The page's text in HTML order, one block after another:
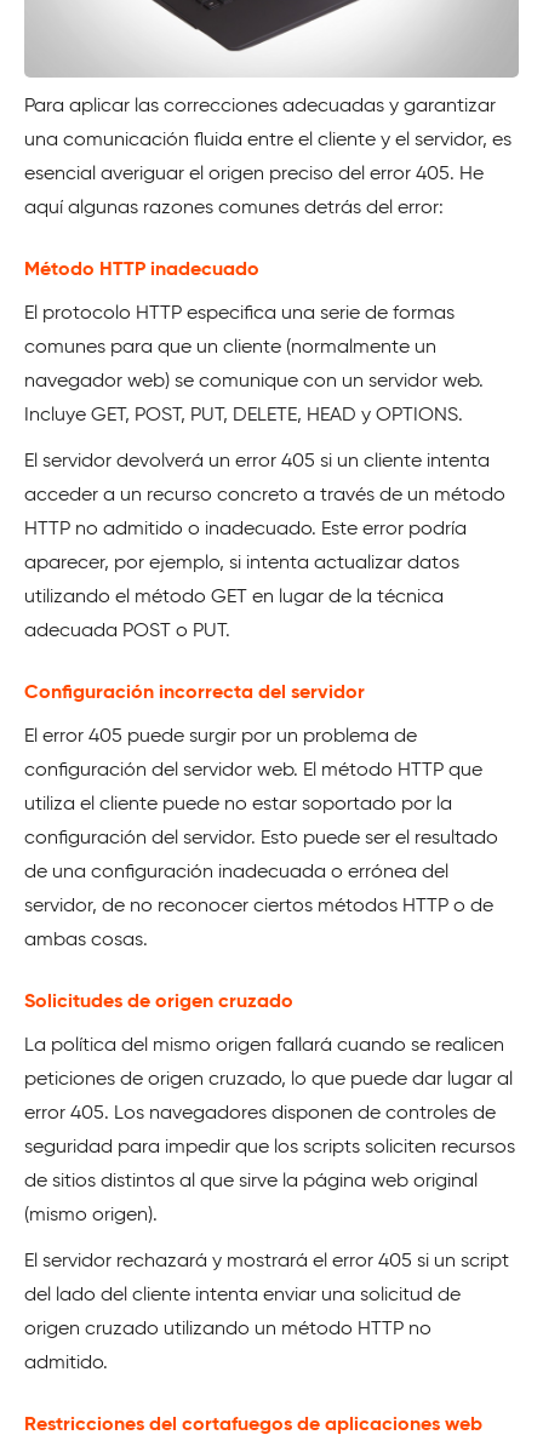
Para aplicar las correcciones adecuadas y garantizar
una comunicación fluida entre el cliente y el servidor, es
esencial averiguar el origen preciso del error 405. He
aquí algunas razones comunes detrás del error:
Método HTTP inadecuado
El protocolo HTTP especifica una serie de formas
comunes para que un cliente (normalmente un
navegador web) se comunique con un servidor web.
Incluye GET, POST, PUT, DELETE, HEAD y OPTIONS.
El servidor devolverá un error 405 si un cliente intenta
acceder a un recurso concreto a través de un método
HTTP no admitido o inadecuado. Este error podría
aparecer, por ejemplo, si intenta actualizar datos
utilizando el método GET en lugar de la técnica
adecuada POST o PUT.
Configuración incorrecta del servidor
El error 405 puede surgir por un problema de
configuración del servidor web. El método HTTP que
utiliza el cliente puede no estar soportado por la
configuración del servidor. Esto puede ser el resultado
de una configuración inadecuada o errónea del
servidor, de no reconocer ciertos métodos HTTP o de
ambas cosas.
Solicitudes de origen cruzado
La política del mismo origen fallará cuando se realicen
peticiones de origen cruzado, lo que puede dar lugar al
error 405. Los navegadores disponen de controles de
seguridad para impedir que los scripts soliciten recursos
de sitios distintos al que sirve la página web original
(mismo origen).
El servidor rechazará y mostrará el error 405 si un script
del lado del cliente intenta enviar una solicitud de
origen cruzado utilizando un método HTTP no
admitido.
Restricciones del cortafuegos de aplicaciones web